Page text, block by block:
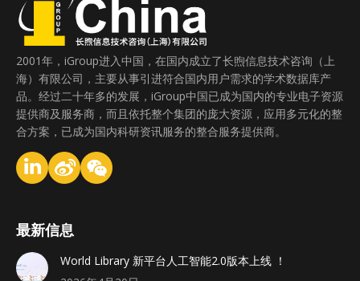
2001年，iGroup进入中国，在国内成立了长煦信息技术咨询（上
海）有限公司，主要从事引进符合国内用户需求的学术数据库产
品。经过二十年多的发展，iGroup中国已成为国内的专业电子资源
提供商及服务商，而且依托整个集团的庞大资源，应用多元化的整
合方案，已成为国内科研资讯服务的整合服务提供商。
最新信息
World Library 新平台人工智能2.0版本上线 ！